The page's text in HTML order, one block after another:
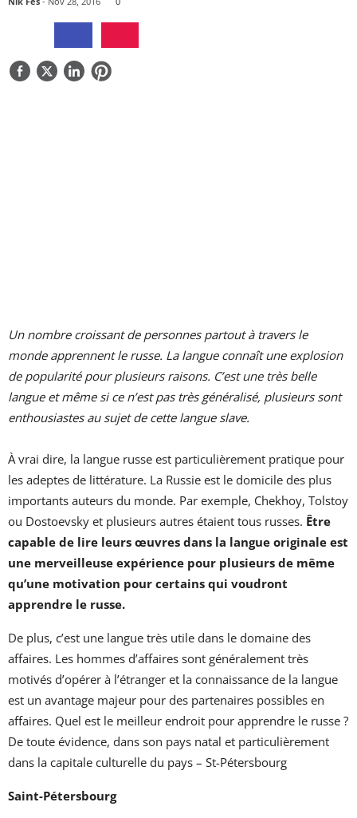
QUI SOMMES-NOUS
Un nombre croissant de personnes partout à travers le
monde apprennent le russe. La langue connaît une explosion
de popularité pour plusieurs raisons. C’est une très belle
langue et même si ce n’est pas très généralisé, plusieurs sont
enthousiastes au sujet de cette langue slave.
À vrai dire, la langue russe est particulièrement pratique pour
les adeptes de littérature. La Russie est le domicile des plus
importants auteurs du monde. Par exemple, Chekhoy, Tolstoy
ou Dostoevsky et plusieurs autres étaient tous russes. Être
capable de lire leurs œuvres dans la langue originale est
une merveilleuse expérience pour plusieurs de même
qu’une motivation pour certains qui voudront
apprendre le russe.
De plus, c’est une langue très utile dans le domaine des
affaires. Les hommes d’affaires sont généralement très
motivés d’opérer à l’étranger et la connaissance de la langue
est un avantage majeur pour des partenaires possibles en
affaires. Quel est le meilleur endroit pour apprendre le russe ?
De toute évidence, dans son pays natal et particulièrement
dans la capitale culturelle du pays – St-Pétersbourg
Saint-Pétersbourg